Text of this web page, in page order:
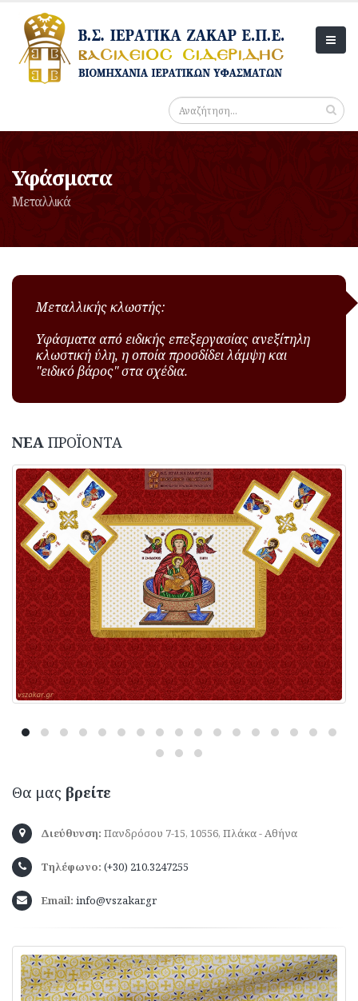
Υφάσματα
Μεταλλικά
Μεταλλικής κλωστής:
Υφάσματα από ειδικής επεξεργασίας ανεξίτηλη
κλωστική ύλη, η οποία προσδίδει λάμψη και
"ειδικό βάρος" στα σχέδια.
ΝΕΑ ΠΡΟΪΟΝΤΑ
Θα μας βρείτε
Διεύθυνση: Πανδρόσου 7-15, 10556, Πλάκα - Αθήνα
Τηλέφωνο: (+30) 210.3247255
Email: info@vszakar.gr